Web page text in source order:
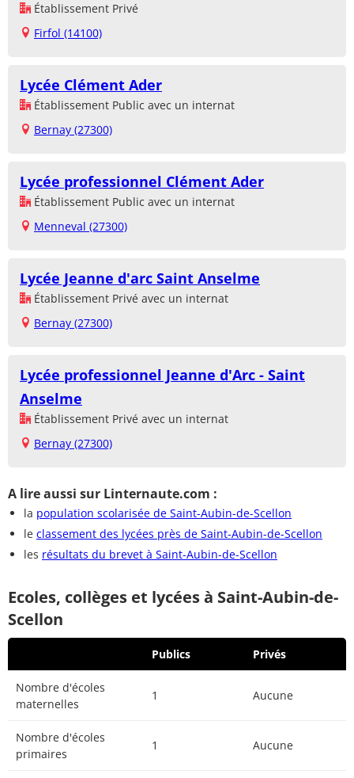
Établissement Privé
Firfol (14100)
Lycée Clément Ader
Établissement Public avec un internat
Bernay (27300)
Lycée professionnel Clément Ader
Établissement Public avec un internat
Menneval (27300)
Lycée Jeanne d'arc Saint Anselme
Établissement Privé avec un internat
Bernay (27300)
Lycée professionnel Jeanne d'Arc - Saint
Anselme
Établissement Privé avec un internat
Bernay (27300)
A lire aussi sur Linternaute.com :
la population scolarisée de Saint-Aubin-de-Scellon
le classement des lycées près de Saint-Aubin-de-Scellon
les résultats du brevet à Saint-Aubin-de-Scellon
Ecoles, collèges et lycées à Saint-Aubin-de-
Scellon
Publics Privés
Nombre d'écoles
maternelles
1 Aucune
Nombre d'écoles
primaires
1 Aucune